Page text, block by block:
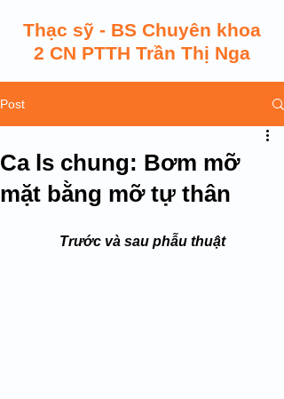
Thạc sỹ - BS Chuyên khoa
2 CN PTTH Trần Thị Nga
Post
Ca ls chung: Bơm mỡ
mặt bằng mỡ tự thân
Trước và sau phẫu thuật